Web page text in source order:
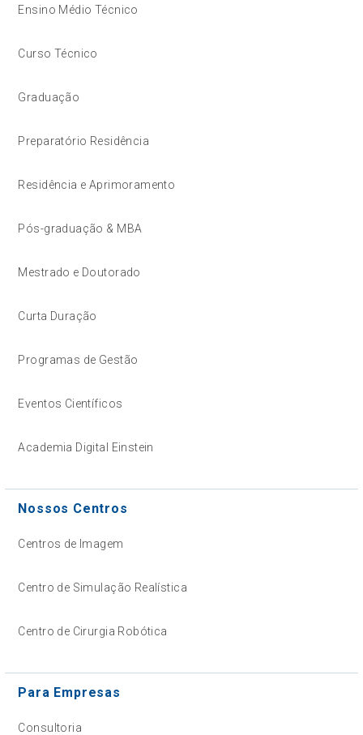
Ensino Médio Técnico
Curso Técnico
Graduação
Preparatório Residência
Residência e Aprimoramento
Pós-graduação & MBA
Mestrado e Doutorado
Curta Duração
Programas de Gestão
Eventos Científicos
Academia Digital Einstein
Nossos Centros
Centros de Imagem
Centro de Simulação Realística
Centro de Cirurgia Robótica
Para Empresas
Consultoria